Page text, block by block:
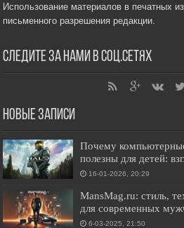
Использование материалов в печатных
письменного разрешения редакции.
Следите за нами в соц.сетях
Новые записи
Почему
полезны для детей:
16-01-2026, 20:29
MansMag.ru: стиль,
для современных
6-03-2025, 21:50